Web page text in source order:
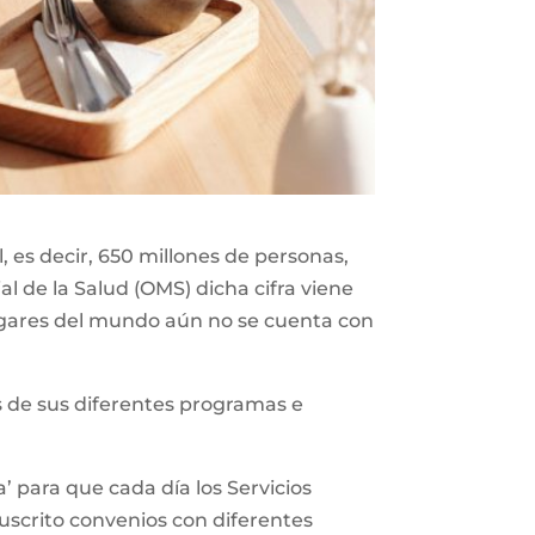
es decir, 650 millones de personas,
de la Salud (OMS) dicha cifra viene
del mundo aún no se cuenta con
de sus diferentes programas e
para que cada día los Servicios
convenios con diferentes